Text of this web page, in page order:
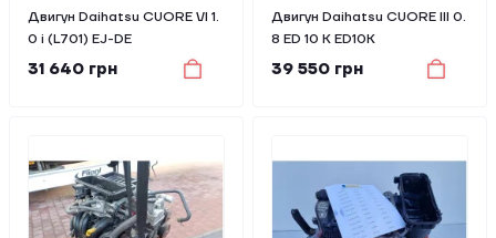
Двигун Daihatsu CUORE VI 1.
0 i (L701) EJ-DE
31 640 грн
Двигун Daihatsu CUORE III 0.
8 ED 10 K ED10K
39 550 грн